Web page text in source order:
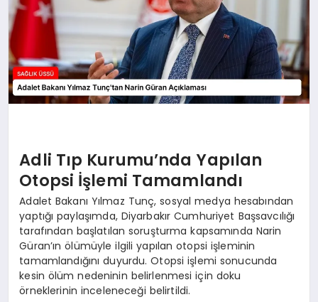
Adli Tıp Kurumu’nda Yapılan
Otopsi İşlemi Tamamlandı
Adalet Bakanı Yılmaz Tunç, sosyal medya hesabından
yaptığı paylaşımda, Diyarbakır Cumhuriyet Başsavcılığı
tarafından başlatılan soruşturma kapsamında Narin
Güran’ın ölümüyle ilgili yapılan otopsi işleminin
tamamlandığını duyurdu. Otopsi işlemi sonucunda
kesin ölüm nedeninin belirlenmesi için doku
örneklerinin inceleneceği belirtildi.